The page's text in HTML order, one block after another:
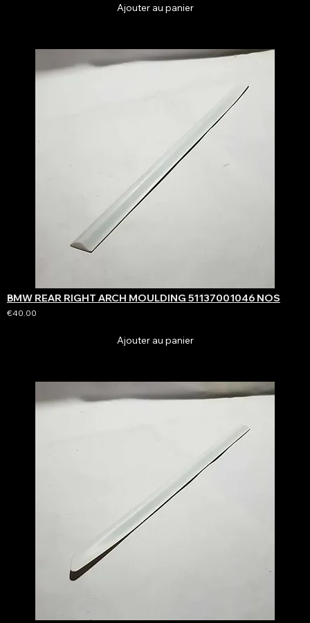
Ajouter au panier
BMW REAR RIGHT ARCH MOULDING 51137001046 NOS
€40.00
Ajouter au panier